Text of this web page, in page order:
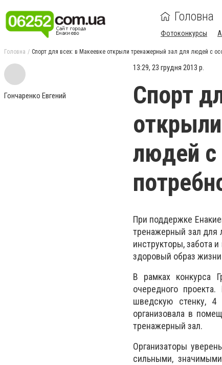
Головна
Фотоконкурсы
Головна Спорт для всех: в Макеевке открыли тренажерный зал для людей с
Гончаренко Евгений
13:29, 23 грудня 2013 р.
Спорт
людей
При поддержке
тренажерный зал для
инструкторы, забота
здоровый образ
В рамках конкурса
очередного
шведскую стенку,
организовала в
тренажерный зал.
Организаторы
сильными,